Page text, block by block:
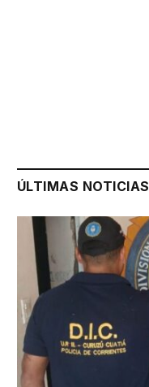
ÚLTIMAS NOTICIAS